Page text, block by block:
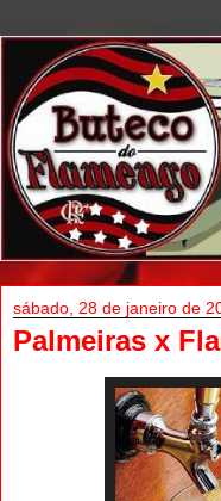
sábado, 28 de janeiro de
Palmeiras x